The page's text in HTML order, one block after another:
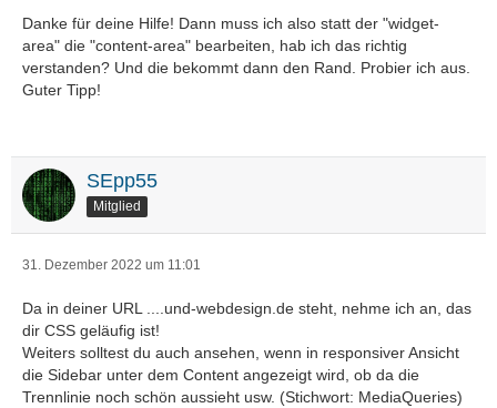
Danke für deine Hilfe! Dann muss ich also statt der "widget-
area" die "content-area" bearbeiten, hab ich das richtig
verstanden? Und die bekommt dann den Rand. Probier ich aus.
Guter Tipp!
SEpp55
Mitglied
31. Dezember 2022 um 11:01
Da in deiner URL ....und-webdesign.de steht, nehme ich an, das
dir CSS geläufig ist!
Weiters solltest du auch ansehen, wenn in responsiver Ansicht
die Sidebar unter dem Content angezeigt wird, ob da die
Trennlinie noch schön aussieht usw. (Stichwort: MediaQueries)